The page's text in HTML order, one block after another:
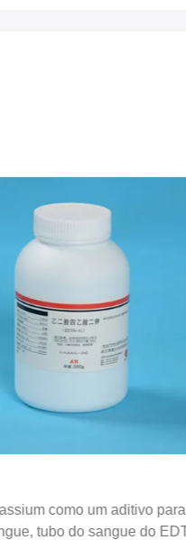
como um aditivo para a
tubo do sangue do EDTA